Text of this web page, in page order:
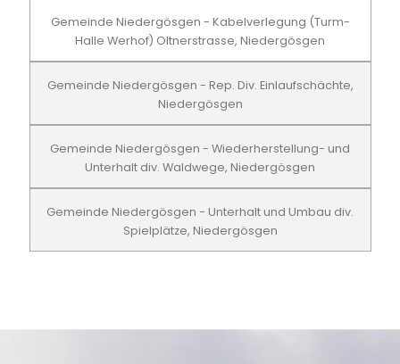
Gemeinde Niedergösgen - Kabelverlegung (Turm-
Halle Werhof) Oltnerstrasse, Niedergösgen
Gemeinde Niedergösgen - Rep. Div. Einlaufschächte,
Niedergösgen
Gemeinde Niedergösgen - Wiederherstellung- und
Unterhalt div. Waldwege, Niedergösgen
Gemeinde Niedergösgen - Unterhalt und Umbau div.
Spielplätze, Niedergösgen